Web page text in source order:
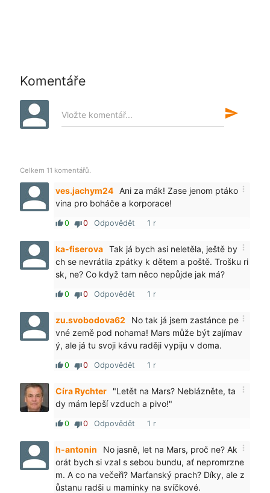
Komentáře
Vložte komentář... send
Celkem 11 komentářů.
ves.jachym24 more_vert
Ani za mák! Zase jenom ptáko
vina pro boháče a korporace!
thumb_up0 thumb_down0 Odpovědět 1 r
ka-fiserova more_vert
Tak já bych asi neletěla, ještě by
ch se nevrátila zpátky k dětem a poště. Trošku ri
sk, ne? Co když tam něco nepůjde jak má?
thumb_up0 thumb_down0 Odpovědět 1 r
zu.svobodova62 more_vert
No tak já jsem zastánce pe
vné země pod nohama! Mars může být zajímav
ý, ale já tu svoji kávu raději vypiju v doma.
thumb_up0 thumb_down0 Odpovědět 1 r
Círa Rychter more_vert
"Letět na Mars? Neblázněte, ta
dy mám lepší vzduch a pivo!"
thumb_up0 thumb_down0 Odpovědět 1 r
h-antonin more_vert
No jasně, let na Mars, proč ne? Ak
orát bych si vzal s sebou bundu, ať nepromrzne
m. A co na večeři? Marťanský prach? Díky, ale z
ůstanu radši u maminky na svíčkové.